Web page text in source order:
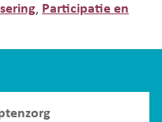
, Participatie en